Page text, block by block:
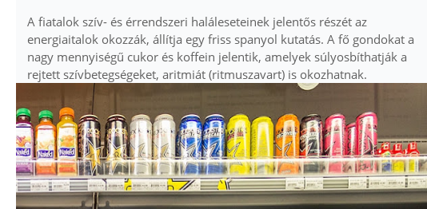
A fiatalok szív- és érrendszeri haláleseteinek jelentős részét az
energiaitalok okozzák, állítja egy friss spanyol kutatás. A fő gondokat a
nagy mennyiségű cukor és koffein jelentik, amelyek súlyosbíthatják a
rejtett szívbetegségeket, aritmiát (ritmuszavart) is okozhatnak.